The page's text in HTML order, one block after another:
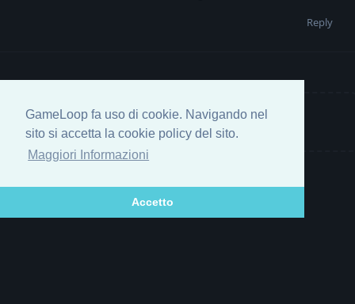
GameLoop fa uso di cookie. Navigando nel
sito si accetta la cookie policy del sito.
Maggiori Informazioni
Accetto
Reply
Write a Reply...